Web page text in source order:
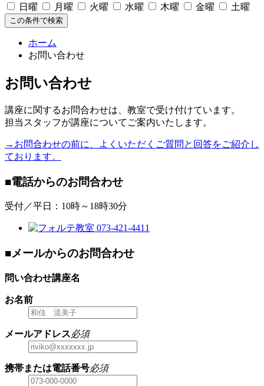
日曜
月曜 火曜 水曜 木曜 金曜 土曜
この条件で検索
ホーム
お問い合わせ
お問い合わせ
講座に関するお問合わせは、教室で受け付けています。
担当スタッフが講座についてご案内いたします。
→お問合わせの前に、よくいただくご質問と回答をご紹介し
ております。
■電話からのお問合わせ
受付／平日：10時～18時30分
■メールからのお問合わせ
問い合わせ講座名
お名前
メールアドレス必須
携帯または電話番号必須